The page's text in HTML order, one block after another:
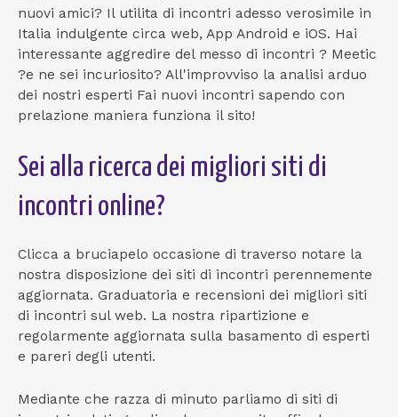
nuovi amici? Il utilita di incontri adesso verosimile in
Italia indulgente circa web, App Android e iOS. Hai
interessante aggredire del messo di incontri ? Meetic
?e ne sei incuriosito? All'improvviso la analisi arduo
dei nostri esperti Fai nuovi incontri sapendo con
prelazione maniera funziona il sito!
Sei alla ricerca dei migliori siti di
incontri online?
Clicca a bruciapelo occasione di traverso notare la
nostra disposizione dei siti di incontri perennemente
aggiornata. Graduatoria e recensioni dei migliori siti
di incontri sul web. La nostra ripartizione e
regolarmente aggiornata sulla basamento di esperti
e pareri degli utenti.
Mediante che razza di minuto parliamo di siti di